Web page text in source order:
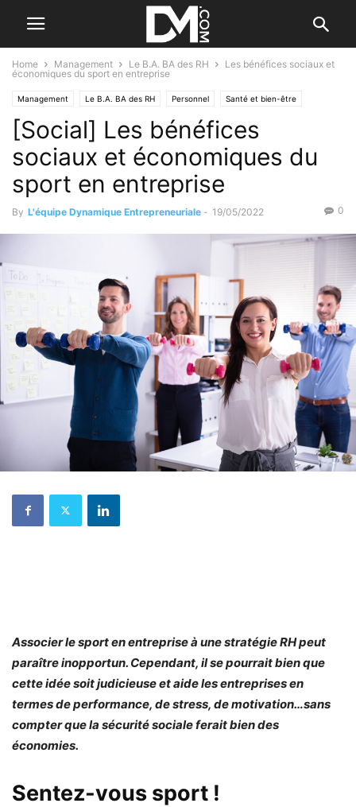
Home Management Le B.A. BA des RH
Les bénéfices sociaux et
économiques du sport en entreprise
Management Le B.A. BA des RH Personnel Santé et bien-être
[Social] Les bénéfices
sociaux et économiques du
sport en entreprise
By L'équipe Dynamique Entrepreneuriale - 19/05/2022 0
Associer le sport en entreprise à une stratégie RH peut
paraître inopportun. Cependant, il se pourrait bien que
cette idée soit judicieuse et aide les entreprises en
termes de performance, de stress, de motivation…sans
compter que la sécurité sociale ferait bien des
économies.
Sentez-vous sport !